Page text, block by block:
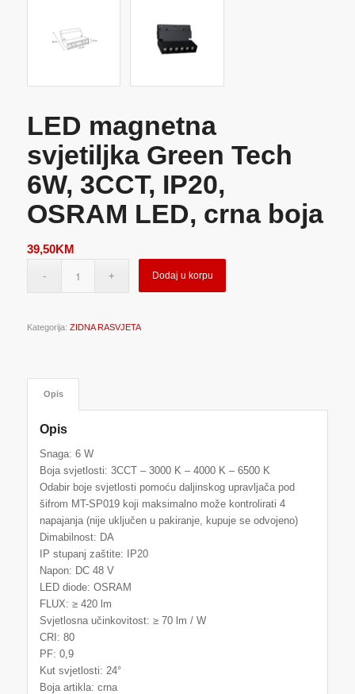
LED magnetna
svjetiljka Green Tech
6W, 3CCT, IP20,
OSRAM LED, crna boja
39,50KM
Dodaj u korpu
Kategorija: ZIDNA RASVJETA
Opis
Opis
Snaga: 6 W
Boja svjetlosti: 3CCT – 3000 K – 4000 K – 6500 K
Odabir boje svjetlosti pomoću daljinskog upravljača pod
šifrom MT-SP019 koji maksimalno može kontrolirati 4
napajanja (nije uključen u pakiranje, kupuje se odvojeno)
Dimabilnost: DA
IP stupanj zaštite: IP20
Napon: DC 48 V
LED diode: OSRAM
FLUX: ≥ 420 lm
Svjetlosna učinkovitost: ≥ 70 lm / W
CRI: 80
PF: 0,9
Kut svjetlosti: 24°
Boja artikla: crna